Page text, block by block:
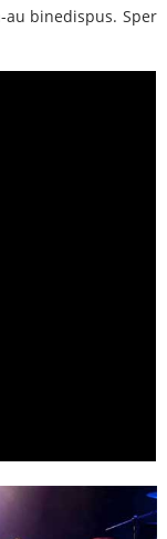
au binedispus. Sper